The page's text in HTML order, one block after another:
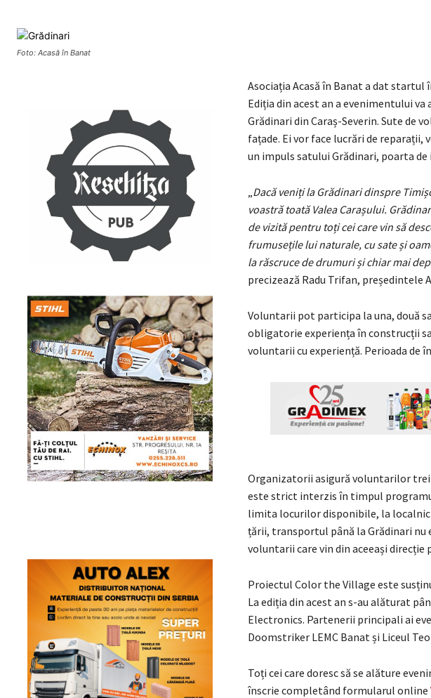
Foto: Acasă în Banat
Asociația Acasă în Banat a dat
Ediția din acest an a evenimentului
Grădinari din Caraș-Severin. Sute de
fațade. Ei vor face lucrări de
un impuls satului Grădinari, poarta de
„Dacă veniți la Grădinari dinspre
voastră toată Valea Carașului.
de vizită pentru toți cei care vin să
frumusețile lui naturale, cu sate și
la răscruce de drumuri și chiar mai
precizează Radu Trifan, președintele
Voluntarii pot participa la una, două
obligatorie experiența în construcții
voluntarii cu experiență. Perioada de
Organizatorii asigură voluntarilor trei
este strict interzis în timpul
limita locurilor disponibile, la
țării, transportul până la Grădinari
voluntarii care vin din aceeași
Proiectul Color the Village este
La ediția din acest an s-au alăturat
Electronics. Partenerii principali ai
Doomstriker LEMC Banat și Liceul
Toți cei care doresc să se alăture
înscrie completând formularul online